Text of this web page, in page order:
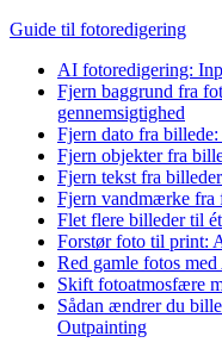
Guide til fotoredigering
AI fotoredigering:
Fjern baggrund fra
gennemsigtighed
Fjern dato fra
Fjern objekter fra
Fjern tekst fra
Fjern vandmærke fra
Flet flere billeder til
Forstør foto til print:
Red gamle fotos
Skift fotoatmosfære
Sådan ændrer du
Outpainting